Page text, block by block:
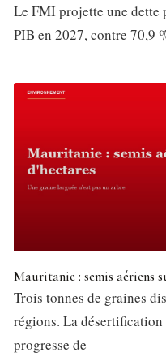
Le FMI projette une dette
PIB en 2027, contre 70,9
Mauritanie : semis aériens
Trois tonnes de graines
régions. La
progresse de